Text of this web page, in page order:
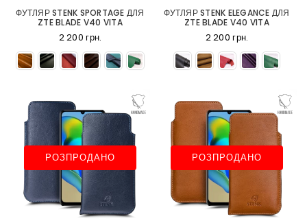
ФУТЛЯР STENK SPORTAGE ДЛЯ
ZTE BLADE V40 VITA
2 200 грн.
ФУТЛЯР STENK ELEGANCE ДЛЯ
ZTE BLADE V40 VITA
2 200 грн.
РОЗПРОДАНО РОЗПРОДАНО